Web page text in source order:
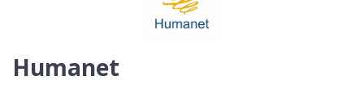
Humanet